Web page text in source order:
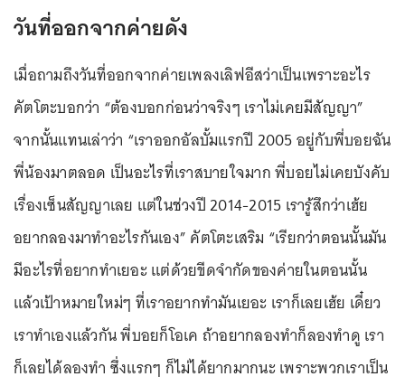
วันที่ออกจากค่ายดัง
เมื่อถามถึงวันที่ออกจากค่ายเพลงเลิฟอีสว่าเป็นเพราะอะไร
คัตโตะบอกว่า “ต้องบอกก่อนว่าจริงๆ เราไม่เคยมีสัญญา”
จากนั้นแทนเล่าว่า “เราออกอัลบั้มแรกปี 2005 อยู่กับพี่บอยฉัน
พี่น้องมาตลอด เป็นอะไรที่เราสบายใจมาก พี่บอยไม่เคยบังคับ
เรื่องเซ็นสัญญาเลย แต่ในช่วงปี 2014-2015 เรารู้สึกว่าเฮ้ย
อยากลองมาทำอะไรกันเอง” คัตโตะเสริม “เรียกว่าตอนนั้นมัน
มีอะไรที่อยากทำเยอะ แต่ด้วยขีดจำกัดของค่ายในตอนนั้น
แล้วเป้าหมายใหม่ๆ ที่เราอยากทำมันเยอะ เราก็เลยเฮ้ย เดี๋ยว
เราทำเองแล้วกัน พี่บอยก็โอเค ถ้าอยากลองทำก็ลองทำดู เรา
ก็เลยได้ลองทำ ซึ่งแรกๆ ก็ไม่ได้ยากมากนะ เพราะพวกเราเป็น